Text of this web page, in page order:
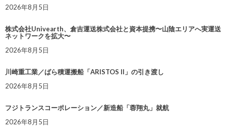
2026年8月5日
株式会社Univearth、倉吉運送株式会社と資本提携〜山陰エリアへ実運送
ネットワークを拡大〜
2026年8月5日
川崎重工業／ばら積運搬船「ARISTOS II」の引き渡し
2026年8月5日
フジトランスコーポレーション／新造船「蓉翔丸」就航
2026年8月5日